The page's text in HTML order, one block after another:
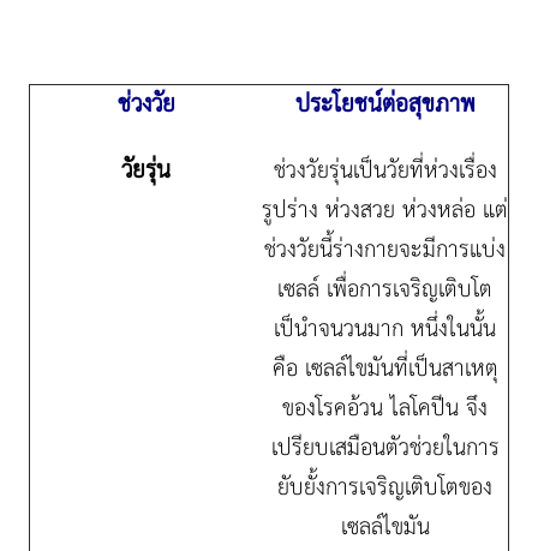
ช่วงวัย
ประโยชน์ต่อสุขภาพ
วัยรุ่น
ช่วงวัยรุ่นเป็นวัยที่ห่วงเรื่อง
รูปร่าง ห่วงสวย ห่วงหล่อ แต่
ช่วงวัยนี้ร่างกายจะมีการแบ่ง
เซลล์ เพื่อการเจริญเติบโต
เป็นำจนวนมาก หนึ่งในนั้น
คือ เซลล์ไขมันที่เป็นสาเหตุ
ของโรคอ้วน ไลโคปีน จึง
เปรียบเสมือนตัวช่วยในการ
ยับยั้งการเจริญเติบโตของ
เซลล์ไขมัน